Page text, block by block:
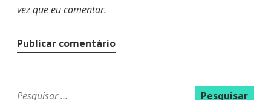
vez que eu comentar.
P